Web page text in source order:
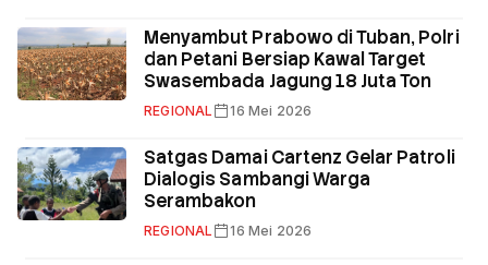
Menyambut Prabowo di Tuban, Polri
dan Petani Bersiap Kawal Target
Swasembada Jagung 18 Juta Ton
REGIONAL 16 Mei 2026
Satgas Damai Cartenz Gelar Patroli
Dialogis Sambangi Warga
Serambakon
REGIONAL 16 Mei 2026